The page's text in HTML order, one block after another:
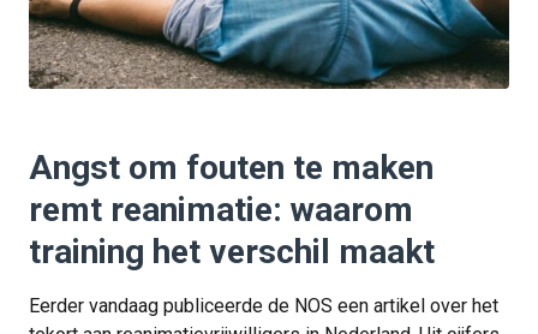
Angst om fouten te maken
remt reanimatie: waarom
training het verschil maakt
Eerder vandaag publiceerde de NOS een artikel over het